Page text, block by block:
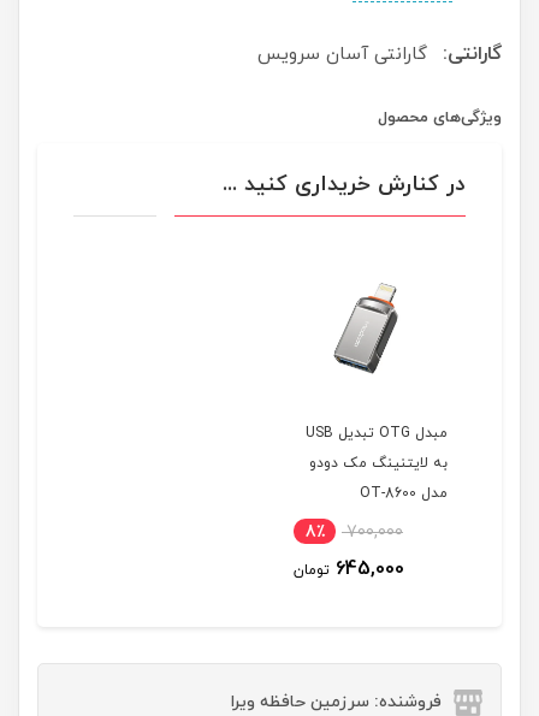
گارانتی: گارانتی آسان سرویس
ویژگی‌های محصول
در کنارش خریداری کنید ...
مبدل OTG تبدیل USB
به لایتنینگ مک دودو
مدل OT-8600
700,000 8٪
645,000 تومان
فروشنده: سرزمین حافظه ویرا